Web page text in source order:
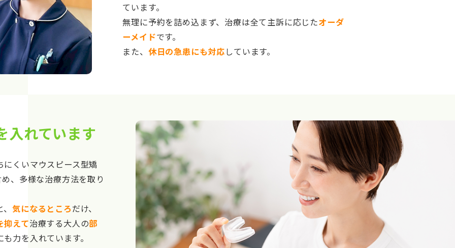
ています。
無理に予約を詰め込まず、治療は全て主訴に応じたオーダ
ーメイドです。
また、 休日の急患にも対応 しています。
入れています
くいマウスピース型矯
、多様な治療方法を取り
、気になるところだけ、
抑えて治療する大人の部
も力を入れています。